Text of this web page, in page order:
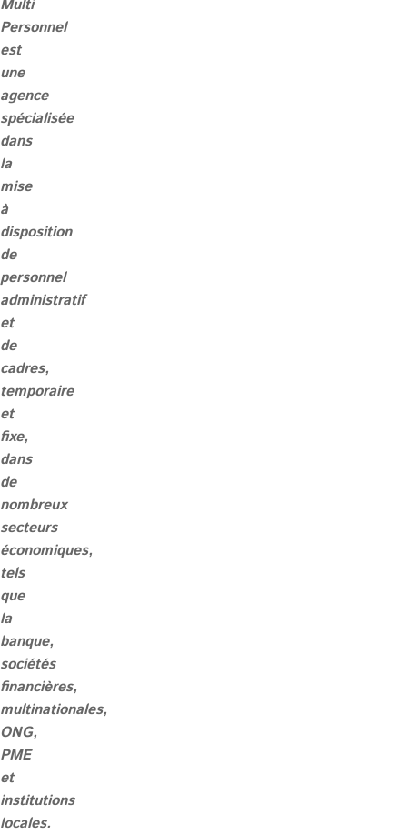
Multi
Personnel
est
une
agence
spécialisée
dans
la
mise
à
disposition
de
personnel
administratif
et
de
cadres,
temporaire
et
fixe,
dans
de
nombreux
secteurs
économiques,
tels
que
la
banque,
sociétés
financières,
multinationales,
ONG,
PME
et
institutions
locales.